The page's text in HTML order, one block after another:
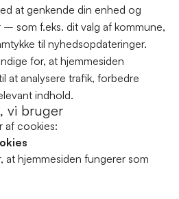
at genkende din enhed og
som f.eks. dit valg af kommune,
til nyhedsopdateringer.
for, at hjemmesiden
at analysere trafik, forbedre
indhold.
vi bruger
af cookies:
at hjemmesiden fungerer som